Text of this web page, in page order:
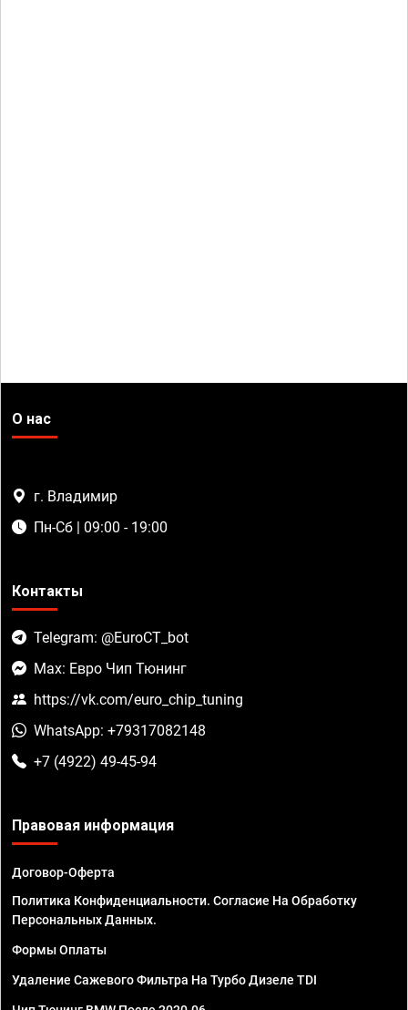
О нас
г. Владимир
Пн-Сб | 09:00 - 19:00
Контакты
Telegram: @EuroCT_bot
Max: Евро Чип Тюнинг
https://vk.com/euro_chip_tuning
WhatsApp: +79317082148
+7 (4922) 49-45-94
Правовая информация
Договор-Оферта
Политика Конфиденциальности. Согласие На Обработку
Персональных Данных.
Формы Оплаты
Удаление Сажевого Фильтра На Турбо Дизеле TDI